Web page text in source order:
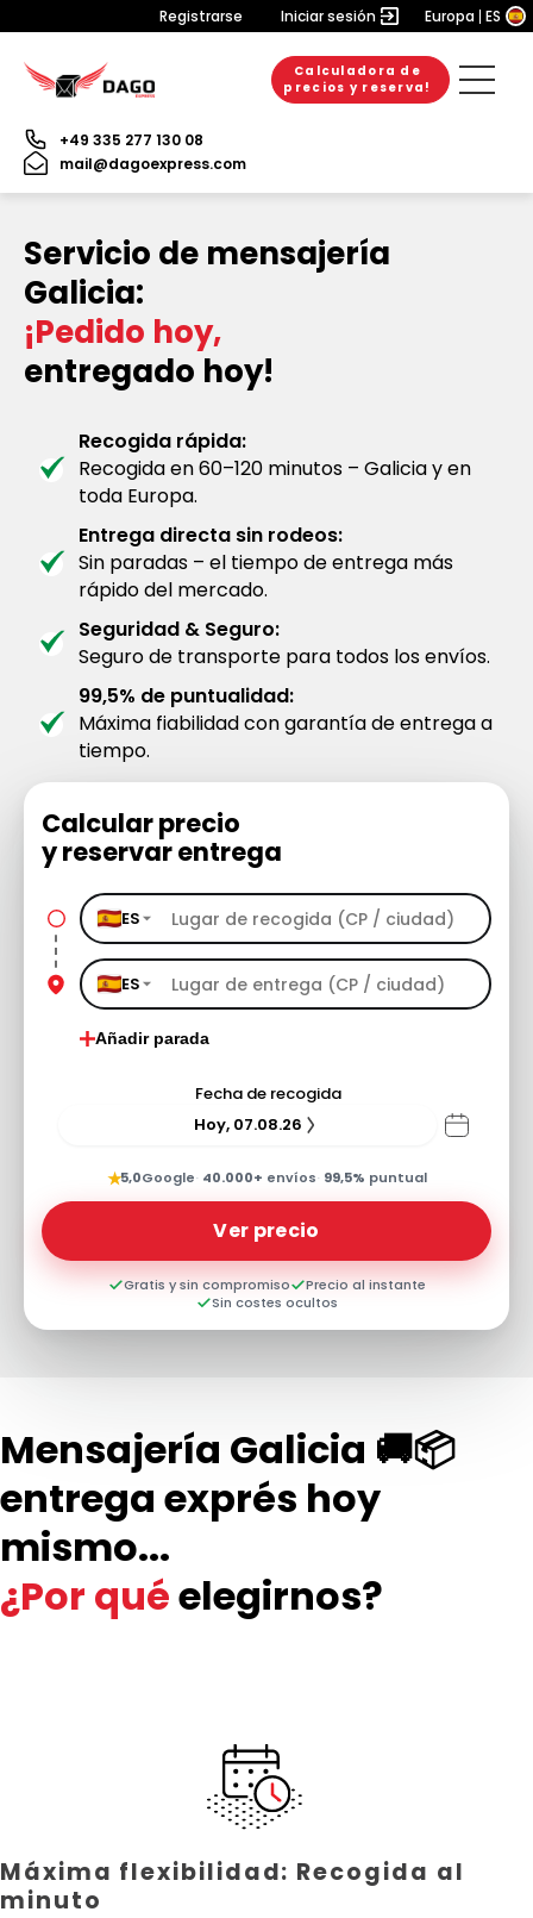
Registrarse Iniciar sesión Europa ES
Calculadora de
precios y reserva!
+49 335 277 130 08
mail@dagoexpress.com
Servicio de mensajería
Galicia:
¡Pedido hoy,
entregado hoy!
Recogida rápida:
Recogida en 60–120 minutos – Galicia y en
toda Europa.
Entrega directa sin rodeos:
Sin paradas – el tiempo de entrega más
rápido del mercado.
Seguridad & Seguro:
Seguro de transporte para todos los envíos.
99,5% de puntualidad:
Máxima fiabilidad con garantía de entrega a
tiempo.
Calcular precio
y reservar entrega
ES
ES
Añadir parada
Fecha de recogida
Hoy, 07.08.26
★5,0Google· 40.000+ envíos· 99,5% puntual
Ver precio
Gratis y sin compromiso
Precio al instante
Sin costes ocultos
Mensajería Galicia 🚚📦
entrega exprés hoy
mismo...
¿Por quéelegirnos?
Máxima flexibilidad: Recogida al
minuto